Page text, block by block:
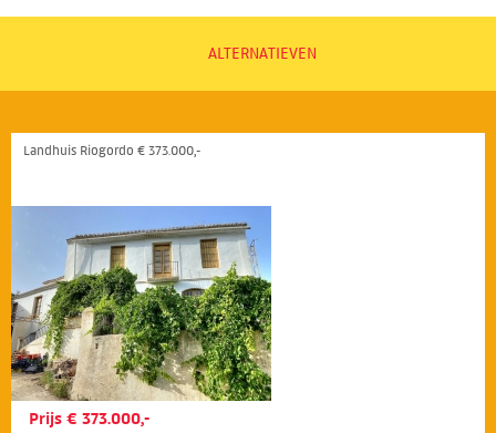
ALTERNATIEVEN
Landhuis Riogordo € 373.000,-
Prijs € 373.000,-